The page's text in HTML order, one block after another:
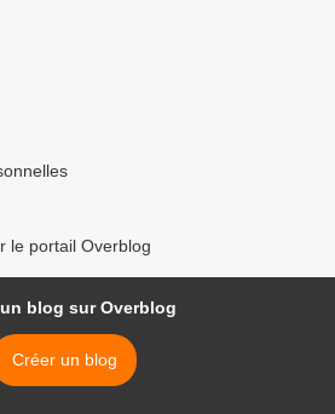
le portail Overblog
blog sur Overblog
Créer un blog